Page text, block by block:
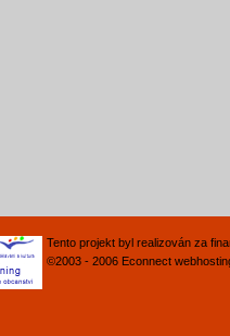
Tento projekt byl realizován za
©2003 - 2006 Econnect